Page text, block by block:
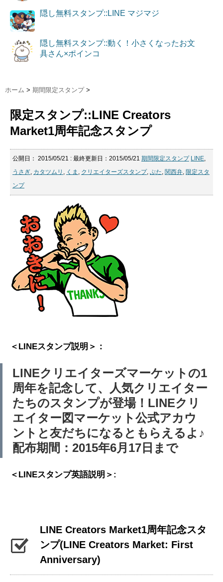
隠し無料スタンプ::LINE マジマジ
隠し無料スタンプ::動く！小さくなったお文
具さん×ポインコ
ホーム > 期間限定スタンプ >
限定スタンプ::LINE Creators
Market1周年記念スタンプ
公開日： 2015/05/21 : 最終更新日：2015/05/21 期間限定スタンプ LINE,
うさぎ, カタツムリ , くま , クリエイターズスタンプ, ぶた, 関西弁, 限定スタ
ンプ
＜LINEスタンプ説明＞：
LINEクリエイターズマーケットの1
周年を記念して、人気クリエイター
たちのスタンプが登場！LINEクリ
エイター図マーケット公式アカウ
ントと友だちになるともらえるよ♪
配布期間：2015年6月17日まで
＜LINEスタンプ英語説明＞:
LINE Creators Market1周年記念スタ
ンプ(LINE Creators Market: First
Anniversary)